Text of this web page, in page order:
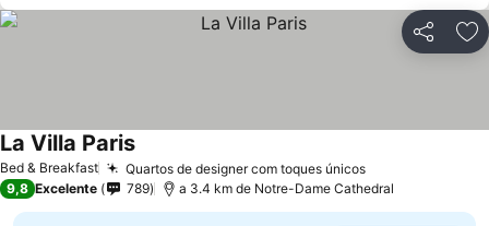
Partilhar
Bed & Breakfast Quartos de designer com toques únicos
La Villa Paris
9,8 Excelente 789 a 3.4 km de Notre-Dame Cathedral